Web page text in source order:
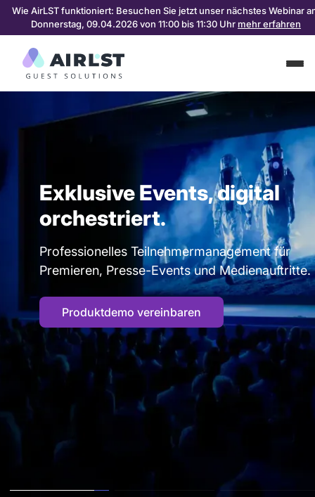
Exklusive Events, digital
orchestriert.
Professionelles Teilnehmermanagement für
Premieren, Presse-Events und Medienauftritte.
Produktdemo vereinbaren
Wie AirLST funktioniert: Besuchen Sie jetzt unser nächstes Webinar
Donnerstag, 09.04.2026 von 11:00 bis 11:30 Uhr mehr erfahren